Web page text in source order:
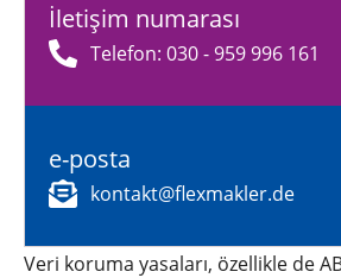
İletişim numarası
Telefon: 030 - 959 996 161
e-posta
kontakt@flexmakler.de
Veri koruma yasaları, özellikle de